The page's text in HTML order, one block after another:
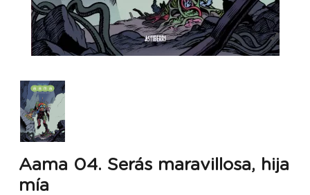
Aama 04. Serás maravillosa, hija
mía